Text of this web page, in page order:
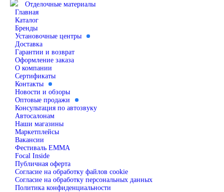
Отделочные материалы
Главная
Каталог
Бренды
Установочные центры
Доставка
Гарантии и возврат
Оформление заказа
О компании
Сертификаты
Контакты
Новости и обзоры
Оптовые продажи
Консультация по автозвуку
Автосалонам
Наши магазины
Маркетплейсы
Вакансии
Фестиваль EMMA
Focal Inside
Публичная оферта
Согласие на обработку файлов cookie
Согласие на обработку персональных данных
Политика конфиденциальности